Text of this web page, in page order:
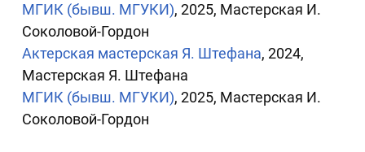
МГИК (бывш. МГУКИ), 2025, Мастерская И.
Соколовой-Гордон
Актерская мастерская Я. Штефана, 2024,
Мастерская Я. Штефана
МГИК (бывш. МГУКИ), 2025, Мастерская И.
Соколовой-Гордон